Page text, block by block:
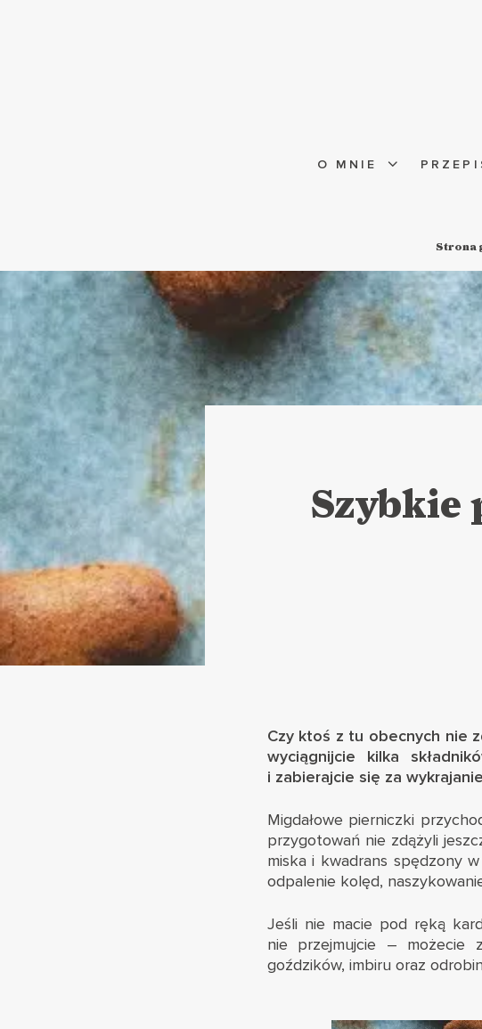
O MNIE
Strona
Szybkie
Czy ktoś z tu obecnych nie
wyciągnijcie kilka
i zabierajcie się za
Migdałowe pierniczki
przygotowań nie zdążyli
miska i kwadrans spędzony
odpalenie kolęd,
Jeśli nie macie pod ręką
nie przejmujcie – możecie
goździków, imbiru oraz